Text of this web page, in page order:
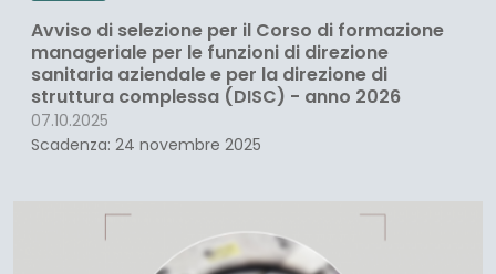
Avviso di selezione per il Corso di formazione
manageriale per le funzioni di direzione
sanitaria aziendale e per la direzione di
struttura complessa (DISC) - anno 2026
07.10.2025
Scadenza: 24 novembre 2025